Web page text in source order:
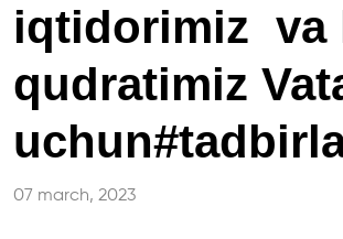
iqtidorimiz va
qudratimiz
07 march, 2023